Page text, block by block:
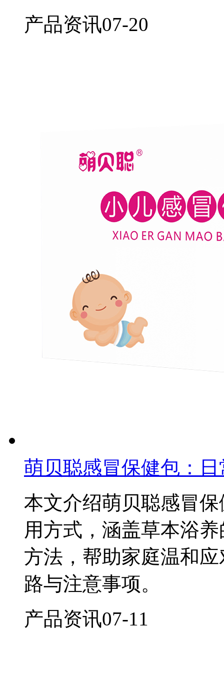
产品资讯07-20
萌贝聪感冒保健包：
本文介绍萌贝聪感冒
用方式，涵盖草本浴
方法，帮助家庭温和
路与注意事项。
产品资讯07-11